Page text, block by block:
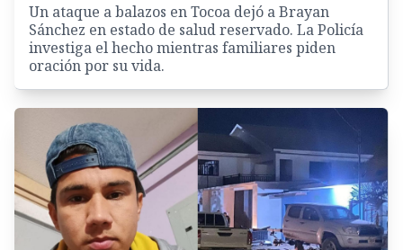
Un ataque a balazos en Tocoa dejó a Brayan
Sánchez en estado de salud reservado. La Policía
investiga el hecho mientras familiares piden
oración por su vida.